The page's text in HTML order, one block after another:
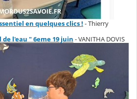
en quelques clics ! - Thierry
l'eau " 6eme 19 juin - VANITHA DOVIS